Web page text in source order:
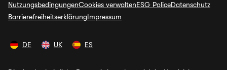
NutzungsbedingungenCookies verwaltenESG PoliceDatenschutz
BarrierefreiheitserklärungImpressum
DE UK ES